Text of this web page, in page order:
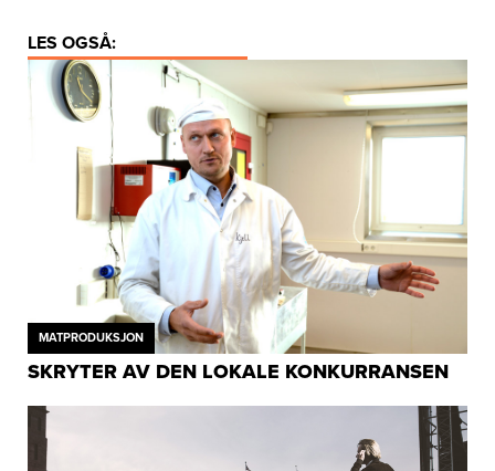
LES OGSÅ:
MATPRODUKSJON
SKRYTER AV DEN LOKALE KONKURRANSEN